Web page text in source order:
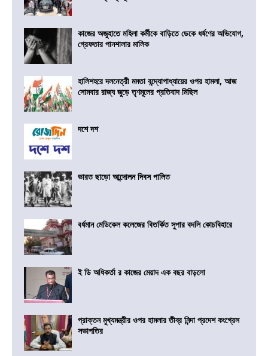
কাজের অজুহাতে মহিলা কর্মীকে বাড়িতে ডেকে ধর্ষণের অভিযোগ,
গ্রেফতার পানশালার মালিক
হালিশহরে দলনেত্রী মমতা বন্দ্যোপাধ্যায়ের ওপর হামলা, আজ
সোমবার রাজ্য জুড়ে তৃণমূলের প্রতিবাদ মিছিল
দশে দশ
ভারত ছাড়ো আন্দোলন দিবস পালিত
বর্ধমান মেডিকেল কলেজের বিতর্কিত সুপার বদলি কোচবিহারে
ই ডি অধিকর্তা র কাজের মেয়াদ এক বছর বাড়লো
প্রাক্তন মুখ্যমন্ত্রীর ওপর হামলার তীব্র নিন্দা প্রদেশ কংগ্রেস
সভাপতির